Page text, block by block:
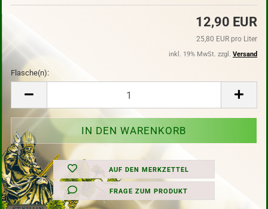
12,90 EUR
25,80 EUR pro Liter
inkl. 19% MwSt. zzgl. Versand
Flasche(n):
AUF DEN MERKZETTEL
FRAGE ZUM PRODUKT